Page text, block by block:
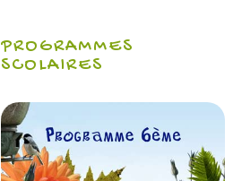
PROGRAMMES
SCOLAIRES